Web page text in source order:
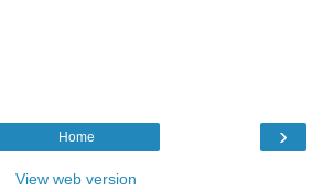
›
Home
View web version